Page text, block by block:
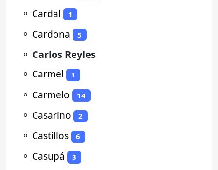
⚬ Cardal 1
⚬ Cardona 5
⚬ Carlos Reyles
⚬ Carmel 1
⚬ Carmelo 14
⚬ Casarino 2
⚬ Castillos 6
⚬ Casupá 3